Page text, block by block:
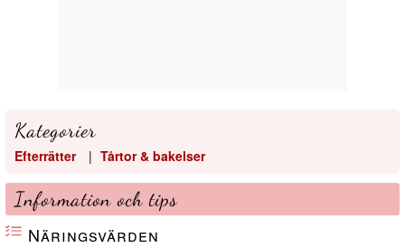
Kategorier
Efterrätter | Tårtor & bakelser
Information och tips
Näringsvärden